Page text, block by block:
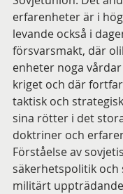
erfarenheter är i
levande också i
försvarsmakt, där
enheter noga
kriget och där
taktisk och
sina rötter i det
doktriner och
Förståelse av
säkerhetspolitik och
militärt